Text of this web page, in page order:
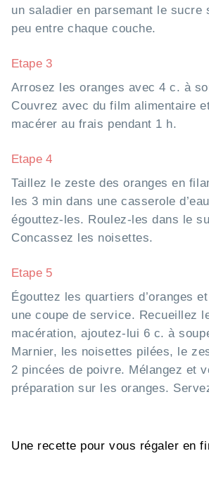
un saladier en parsemant le sucre
peu entre chaque couche.
Etape 3
Arrosez les oranges avec 4 c. à
Couvrez avec du film alimentaire
macérer au frais pendant 1 h.
Etape 4
Taillez le zeste des oranges en
les 3 min dans une casserole
égouttez-les. Roulez-les dans le
Concassez les noisettes.
Etape 5
Égouttez les quartiers d’oranges
une coupe de service. Recueillez
macération, ajoutez-lui 6 c. à
Marnier, les noisettes pilées, le
2 pincées de poivre. Mélangez et
préparation sur les oranges.
Une recette pour vous régaler en